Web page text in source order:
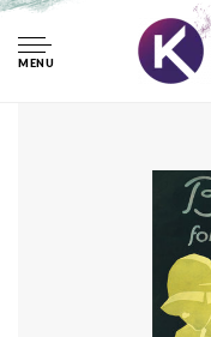
MENU
Poster - Books
maten, Premium Print